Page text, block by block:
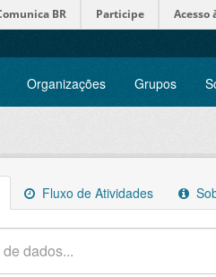
BR Participe Acesso
Organizações Grupos
Fluxo de Atividades